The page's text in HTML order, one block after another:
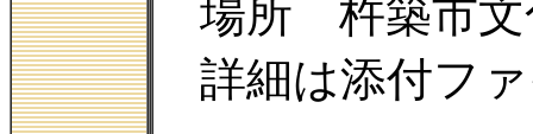
場所 杵築市文
詳細は添付フ